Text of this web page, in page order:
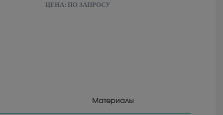
ЦЕНА: ПО ЗАПРОСУ
Материалы